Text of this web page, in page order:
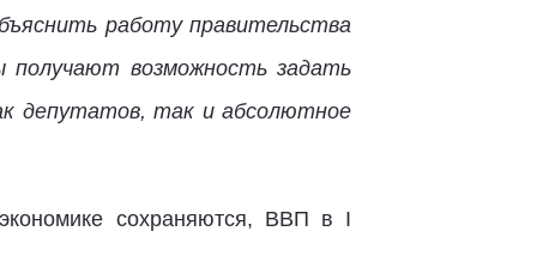
работу правительства
получают возможность задать
депутатов, так и абсолютное
сохраняются, ВВП в I